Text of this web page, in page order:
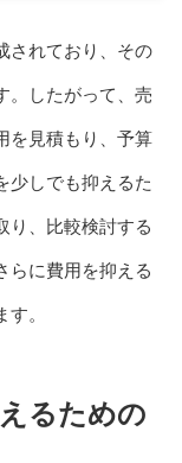
されており、その
。したがって、売
を見積もり、予算
少しでも抑えるた
り、比較検討する
らに費用を抑える
。
るための